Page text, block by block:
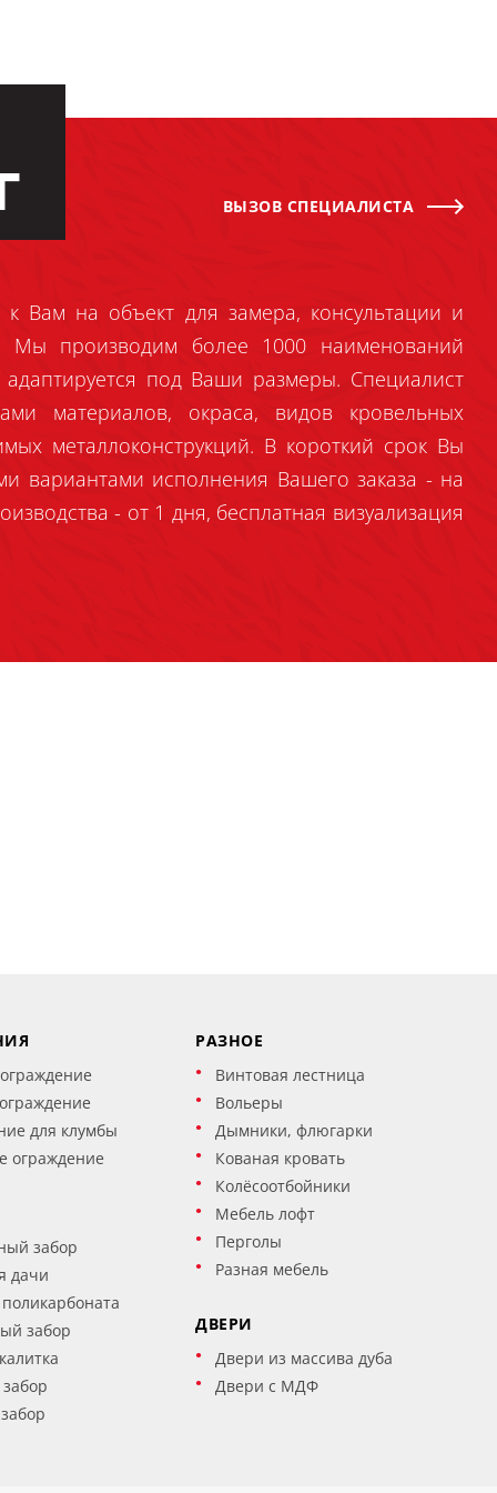
ВЫЗОВ СПЕЦИАЛИСТА
Вам на объект для замера, консультации и
Мы производим более 1000 наименований
под Ваши размеры. Специалист
материалов, окраса, видов кровельных
металлоконструкций. В короткий срок Вы
вариантами исполнения Вашего заказа - на
- от 1 дня, бесплатная визуализация
для клумбы
ограждение
забор
дачи
забор
РАЗНОЕ
Винтовая лестница
Вольеры
Дымники, флюгарки
Кованая кровать
Колёсоотбойники
Мебель лофт
Перголы
Разная мебель
ДВЕРИ
Двери из массива дуба
Двери с МДФ